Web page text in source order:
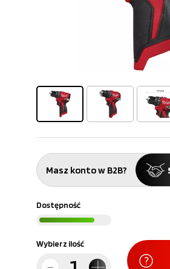
Masz konto w B2B?
Dostępność
Wybierz ilość